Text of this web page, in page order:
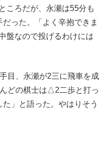
ころだが、永瀬は55分も
った。「よく辛抱できま
盤なので投げるわけには
目、永瀬が2三に飛車を成
どの棋士は△2二歩と打っ
」と語った。やはりそう